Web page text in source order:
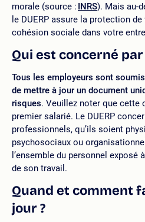
morale (source : INRS). Mais au-
le DUERP assure la protection
cohésion sociale dans votre
Qui est concerné par
Tous les employeurs sont
de mettre à jour un document
risques. Veuillez noter que cette
premier salarié. Le DUERP
professionnels, qu’ils soient
psychosociaux ou
l’ensemble du personnel exposé
de son travail.
Quand et comment
jour ?